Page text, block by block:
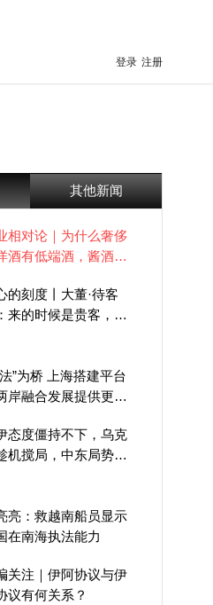
登录 注册
列总理内塔尼亚胡：
续阻止伊朗拥核
其他新闻
相对论｜为什么奢侈
酒有低端酒，酱酒不
的刻度丨大董·待客
来的时候是贵客，走
法”为桥 上海搭建平台
岸融合发展提供更多
态度僵持不下，乌克
机搅局，中东局势会
亮：救越南船员显示
在南海执法能力
关注｜伊阿协议与伊
议有何关系？